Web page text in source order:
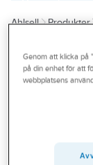
Varumärken
Kampanjer
Outlet
Branscher
Ahlsell Produkter
Genom att klicka på
på din enhet för att
webbplatsens